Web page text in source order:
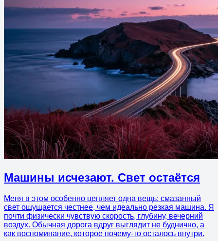
Машины исчезают. Свет остаётся
Меня в этом особенно цепляет одна вещь: смазанный
свет ощущается честнее, чем идеально резкая машина. Я
почти физически чувствую скорость, глубину, вечерний
воздух. Обычная дорога вдруг выглядит не буднично, а
как воспоминание, которое почему-то осталось внутри.